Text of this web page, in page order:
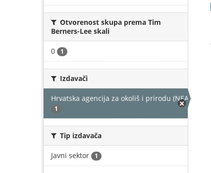
Otvorenost skupa prema Tim
Berners-Lee skali
0 1
Izdavači
Hrvatska agencija za okoliš i prirodu (NEAKTIVAN)
1
Tip izdavača
Javni sektor 1